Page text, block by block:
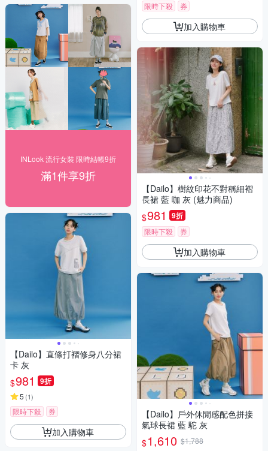
INLook 流行女裝 限時結帳9折
滿1件享9折
【Dailo】直條打褶修身八分裙
卡 灰
$981 9折
5 (1)
限時下殺 券
加入購物車
限時下殺 券
加入購物車
【Dailo】樹紋印花不對稱細褶
長裙 藍 咖 灰 (魅力商品)
$981 9折
限時下殺 券
加入購物車
【Dailo】戶外休閒感配色拼接
氣球長裙 藍 駝 灰
$1,610 $1,788